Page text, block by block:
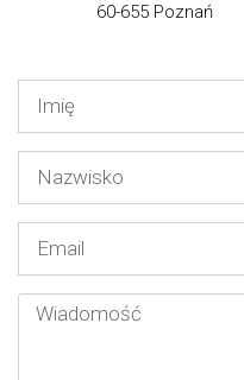
60-655 Poznań